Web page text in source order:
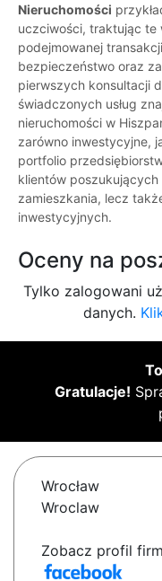
Nieruchomości
uczciwości, traktując
podejmowanej
bezpieczeństwo oraz
pierwszych konsultacji
świadczonych usług
nieruchomości w
zarówno inwestycyjne,
portfolio
klientów
zamieszkania, lecz
inwestycyjnych.
Oceny na
Tylko zalogowani
danych.
Gratulacje!
Wrocław
Wroclaw
Zobacz profil